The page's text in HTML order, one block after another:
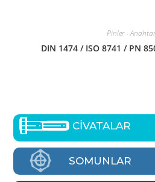
Pinler -
DIN 1474 / ISO 8741 / PN
CİVATALAR
SOMUNLAR